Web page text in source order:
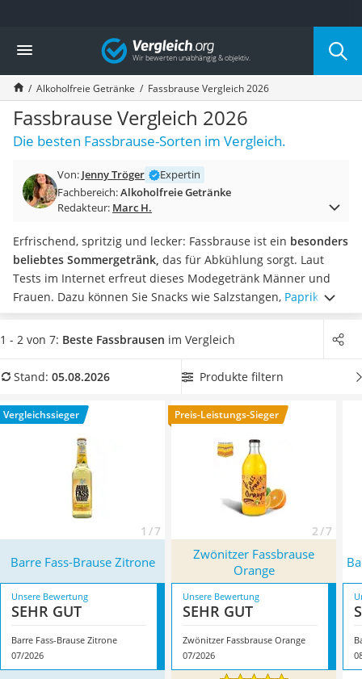
Die beliebtesten Vergleiche nach Kategorie
Lebensmittel
Schwarzkümmelöl
Knäckebrot
Schwarzkümmelöl-Kapseln
Manukahonig
Eiklar
Balsamico-Essig
Schwarzkümmelöl bio
Honig
Gemüsebrühe
Eiskaffee-Pulver
Irischer Whiskey
Grapefruitkernextrakt
Matcha-Set
MCT-Öl
Erythrit
Müsli ohne Zuckerzusatz
Vergleich
Alkoholfreie Getränke Fassbrause Vergleich 2026
Fassbrause Vergleich 2026
Die besten Fassbrause-Sorten im Vergleich.
Von: Jenny Tröger
Expertin
Fachbereich:Alkoholfreie Getränke
Redakteur: Marc H.
Erfrischend, spritzig und lecker: Fassbrause ist ein besonders
beliebtes Sommergetränk, das für Abkühlung sorgt. Laut
Tests im Internet erfreut dieses Modegetränk Männer und
Frauen. Dazu können Sie Snacks wie Salzstangen, Paprika-
Chipsoder eine Tapasplatte reichen. Fassbrause eignet sich
als Feierabenddrink, als fruchtige Abwechslung
alkoholfreie Fassbrause aus unserer Fassbrause-
genießen. Cheers! Überzeugt hat uns hier im August 2026
besonders das Modell
Barre Fass-Brause Zitrone*
Eigenschaften.
1 - 2 von 7: Beste Fassbrausen im Vergleich
Stand: 05.08.2026 Produkte filtern
Vergleichssieger
1 / 7
Preis-Leistungs-Sieger
2 / 7
Barre Fass-Brause Zitrone
‎Zwönitzer Fassbrause
Orange
Unsere Bewertung
SEHR GUT
Barre Fass-Brause Zitrone
07/2026
Unsere Bewertung
SEHR GUT
‎Zwönitzer Fassbrause Orange
07/2026